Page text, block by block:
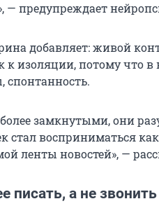
— предупреждает
добавляет: живой
к изоляции, потому что
спонтанность.
замкнутыми, они
стал восприниматься
ленты новостей», —
писать, а не звонить